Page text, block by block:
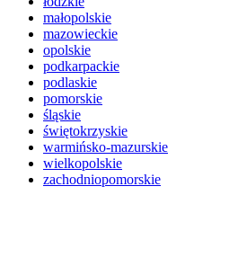
małopolskie
mazowieckie
opolskie
podkarpackie
podlaskie
pomorskie
śląskie
świętokrzyskie
warmińsko-mazurskie
wielkopolskie
zachodniopomorskie